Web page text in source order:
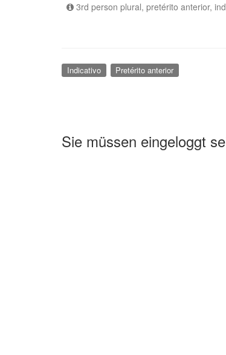
3rd person plural, pretérito anterior,
Indicativo Pretérito anterior
Sie müssen eingeloggt